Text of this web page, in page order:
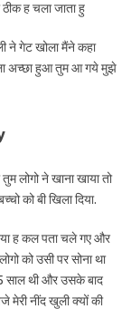
ह चला जाता हु
ने गेट खोला मैंने कहा
अच्छा हुआ तुम आ गये मुझे
लोगो ने खाना खाया तो
को बी खिला दिया.
ह कल पता चले गए और
को उसी पर सोना था
साल थी और उसके बाद
मेरी नींद खुली क्यों की